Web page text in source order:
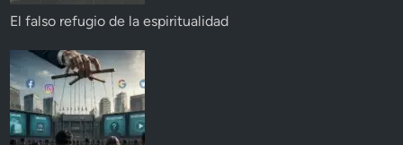
El falso refugio de la espiritualidad